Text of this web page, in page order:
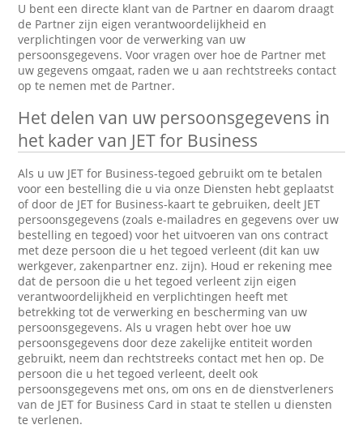
U bent een directe klant van de Partner en daarom draagt
de Partner zijn eigen verantwoordelijkheid en
verplichtingen voor de verwerking van uw
persoonsgegevens. Voor vragen over hoe de Partner met
uw gegevens omgaat, raden we u aan rechtstreeks contact
op te nemen met de Partner.
Het delen van uw persoonsgegevens in
het kader van JET for Business
Als u uw JET for Business-tegoed gebruikt om te betalen
voor een bestelling die u via onze Diensten hebt geplaatst
of door de JET for Business-kaart te gebruiken, deelt JET
persoonsgegevens (zoals e-mailadres en gegevens over uw
bestelling en tegoed) voor het uitvoeren van ons contract
met deze persoon die u het tegoed verleent (dit kan uw
werkgever, zakenpartner enz. zijn). Houd er rekening mee
dat de persoon die u het tegoed verleent zijn eigen
verantwoordelijkheid en verplichtingen heeft met
betrekking tot de verwerking en bescherming van uw
persoonsgegevens. Als u vragen hebt over hoe uw
persoonsgegevens door deze zakelijke entiteit worden
gebruikt, neem dan rechtstreeks contact met hen op. De
persoon die u het tegoed verleent, deelt ook
persoonsgegevens met ons, om ons en de dienstverleners
van de JET for Business Card in staat te stellen u diensten
te verlenen.